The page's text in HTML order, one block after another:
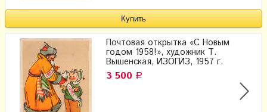
Почтовая открытка «С Новым
годом 1958!», художник Т.
Вышенская, ИЗОГИЗ, 1957 г.
3 500 Р